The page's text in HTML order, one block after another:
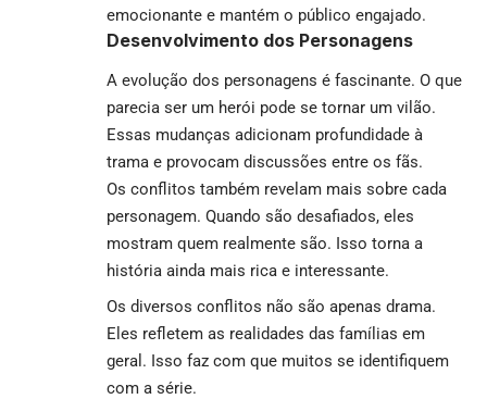
emocionante e mantém o público engajado.
Desenvolvimento dos Personagens
A evolução dos personagens é fascinante. O que
parecia ser um herói pode se tornar um vilão.
Essas mudanças adicionam profundidade à
trama e provocam discussões entre os fãs.
Os conflitos também revelam mais sobre cada
personagem. Quando são desafiados, eles
mostram quem realmente são. Isso torna a
história ainda mais rica e interessante.
Os diversos conflitos não são apenas drama.
Eles refletem as realidades das famílias em
geral. Isso faz com que muitos se identifiquem
com a série.